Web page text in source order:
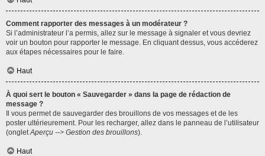
Comment rapporter des messages à un modérateur ?
Si l’administrateur l’a permis, allez sur le message à signaler et vous devriez
voir un bouton pour rapporter le message. En cliquant dessus, vous accéderez
aux étapes nécessaires pour le faire.
Haut
À quoi sert le bouton « Sauvegarder » dans la page de rédaction de
message ?
Il vous permet de sauvegarder des brouillons de vos messages et de les
poster ultérieurement. Pour les recharger, allez dans le panneau de l’utilisateur
(ongletAperçu --> Gestion des brouillons).
Haut